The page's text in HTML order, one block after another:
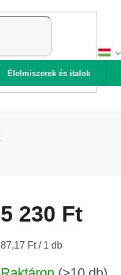
Élelmiszerek és italok
5 230 Ft
Egységár:
87,17 Ft / 1 db